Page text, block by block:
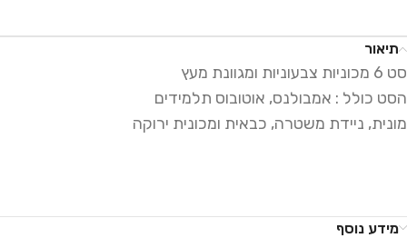
תיאור
סט 6 מכוניות צבעוניות ומגוונת מעץ
הסט כולל : אמבולנס, אוטובוס תלמידים
מונית, ניידת משטרה, כבאית ומכונית ירוקה
מידע נוסף